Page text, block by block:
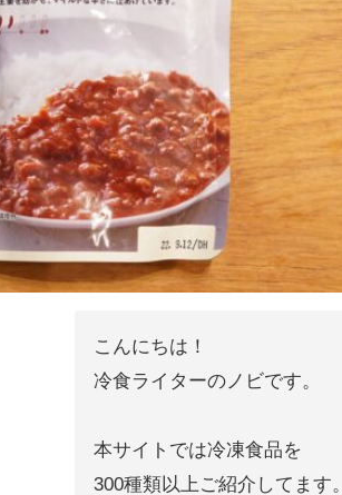
こんにちは！
冷食ライターのノビです。
本サイトでは冷凍食品を
300種類以上ご紹介してます。